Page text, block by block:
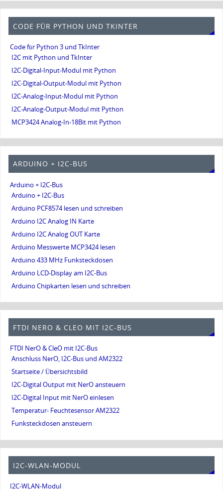
CODE FÜR PYTHON UND TKINTER
Code für Python 3 und TkInter
I2C mit Python und TkInter
I2C-Digital-Input-Modul mit Python
I2C-Digital-Output-Modul mit Python
I2C-Analog-Input-Modul mit Python
I2C-Analog-Output-Modul mit Python
MCP3424 Analog-In-18Bit mit Python
ARDUINO + I2C-BUS
Arduino + I2C-Bus
Arduino + I2C-Bus
Arduino PCF8574 lesen und schreiben
Arduino I2C Analog IN Karte
Arduino I2C Analog OUT Karte
Arduino Messwerte MCP3424 lesen
Arduino 433 MHz Funksteckdosen
Arduino LCD-Display am I2C-Bus
Arduino Chipkarten lesen und schreiben
FTDI NERO & CLEO MIT I2C-BUS
FTDI NerO & CleO mit I2C-Bus
Anschluss NerO, I2C-Bus und AM2322
Startseite / Übersichtsbild
I2C-Digital Output mit NerO ansteuern
I2C-Digital Input mit NerO einlesen
Temperatur- Feuchtesensor AM2322
Funksteckdosen ansteuern
I2C-WLAN-MODUL
I2C-WLAN-Modul